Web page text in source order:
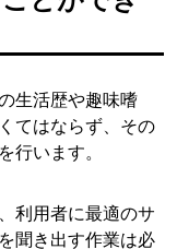
生活歴や趣味嗜
てはならず、その
行います。
利用者に最適のサ
聞き出す作業は必